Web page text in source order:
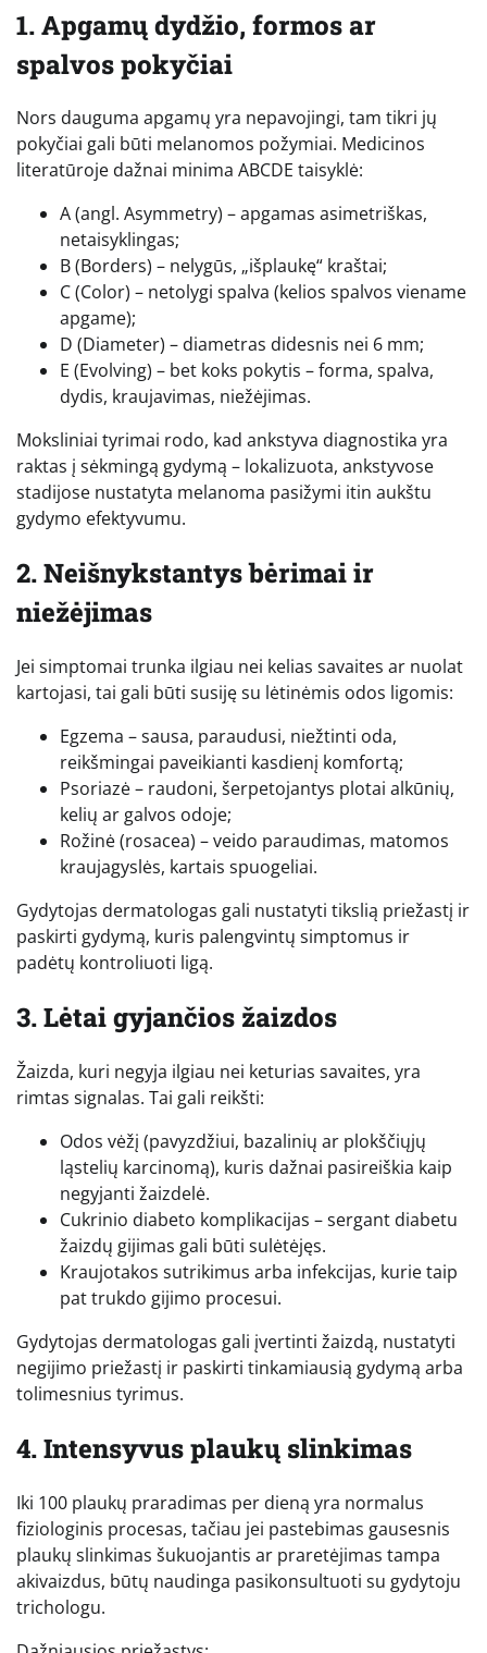
1. Apgamų dydžio, formos ar
spalvos pokyčiai
Nors dauguma apgamų yra nepavojingi, tam tikri jų
pokyčiai gali būti melanomos požymiai. Medicinos
literatūroje dažnai minima ABCDE taisyklė:
A (angl. Asymmetry) – apgamas asimetriškas,
netaisyklingas;
B (Borders) – nelygūs, „išplaukę“ kraštai;
C (Color) – netolygi spalva (kelios spalvos viename
apgame);
D (Diameter) – diametras didesnis nei 6 mm;
E (Evolving) – bet koks pokytis – forma, spalva,
dydis, kraujavimas, niežėjimas.
Moksliniai tyrimai rodo, kad ankstyva diagnostika yra
raktas į sėkmingą gydymą – lokalizuota, ankstyvose
stadijose nustatyta melanoma pasižymi itin aukštu
gydymo efektyvumu.
2. Neišnykstantys bėrimai ir
niežėjimas
Jei simptomai trunka ilgiau nei kelias savaites ar nuolat
kartojasi, tai gali būti susiję su lėtinėmis odos ligomis:
Egzema – sausa, paraudusi, niežtinti oda,
reikšmingai paveikianti kasdienį komfortą;
Psoriazė – raudoni, šerpetojantys plotai alkūnių,
kelių ar galvos odoje;
Rožinė (rosacea) – veido paraudimas, matomos
kraujagyslės, kartais spuogeliai.
Gydytojas dermatologas gali nustatyti tikslią priežastį ir
paskirti gydymą, kuris palengvintų simptomus ir
padėtų kontroliuoti ligą.
3. Lėtai gyjančios žaizdos
Žaizda, kuri negyja ilgiau nei keturias savaites, yra
rimtas signalas. Tai gali reikšti:
Odos vėžį (pavyzdžiui, bazalinių ar plokščiųjų
ląstelių karcinomą), kuris dažnai pasireiškia kaip
negyjanti žaizdelė.
Cukrinio diabeto komplikacijas – sergant diabetu
žaizdų gijimas gali būti sulėtėjęs.
Kraujotakos sutrikimus arba infekcijas, kurie taip
pat trukdo gijimo procesui.
Gydytojas dermatologas gali įvertinti žaizdą, nustatyti
negijimo priežastį ir paskirti tinkamiausią gydymą arba
tolimesnius tyrimus.
4. Intensyvus plaukų slinkimas
Iki 100 plaukų praradimas per dieną yra normalus
fiziologinis procesas, tačiau jei pastebimas gausesnis
plaukų slinkimas šukuojantis ar praretėjimas tampa
akivaizdus, būtų naudinga pasikonsultuoti su gydytoju
trichologu.